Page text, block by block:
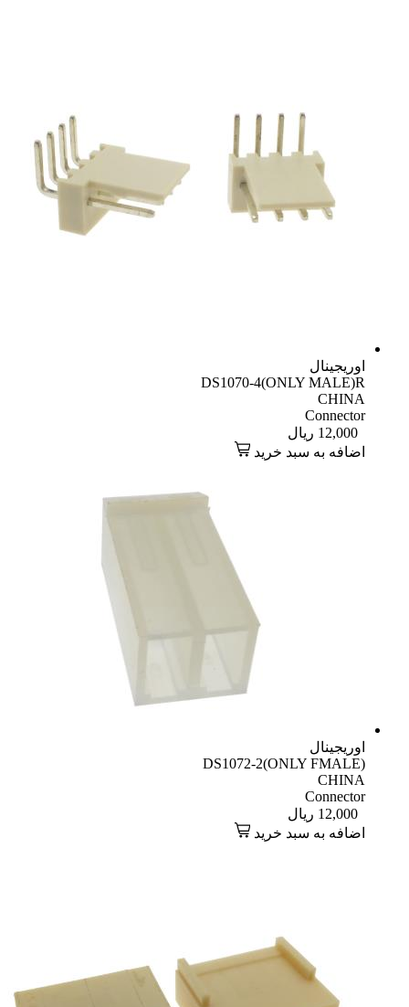
اوریجینال
DS1070-4(ONLY MALE)R
CHINA
Connector
12,000 ریال
اضافه به سبد خرید
اوریجینال
DS1072-2(ONLY FMALE)
CHINA
Connector
12,000 ریال
اضافه به سبد خرید